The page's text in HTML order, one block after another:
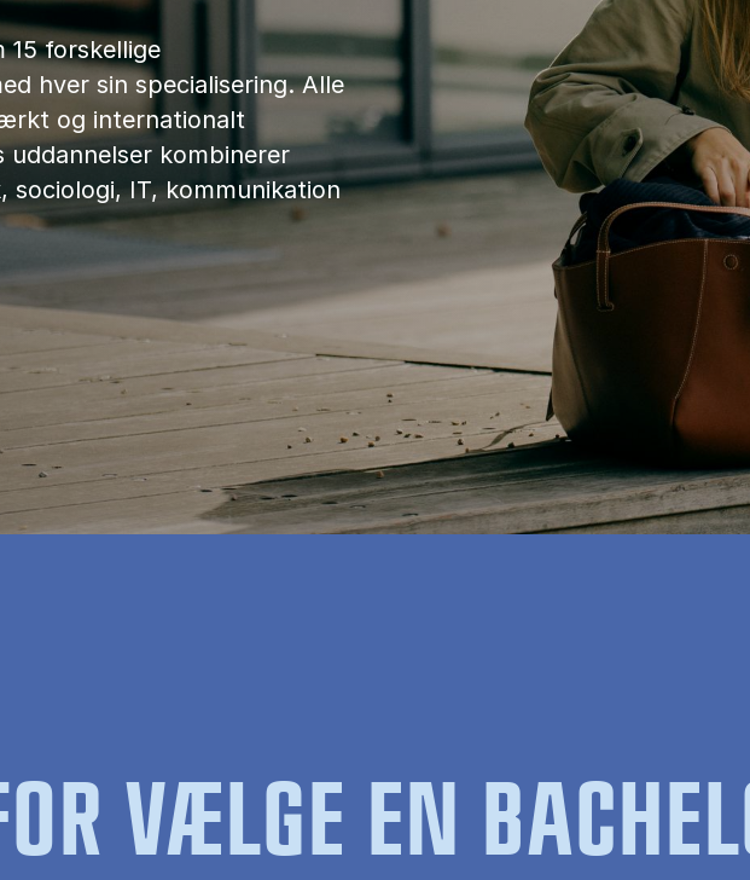
15 forskellige
hver sin specialisering. Alle
og internationalt
kombinerer
sociologi, IT, kommunikation
VÆLGE EN